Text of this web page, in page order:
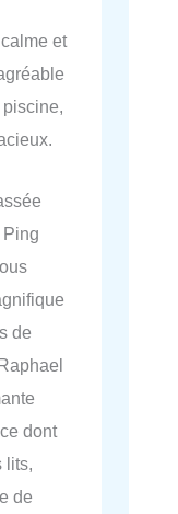
et
de
dont
lits,
de